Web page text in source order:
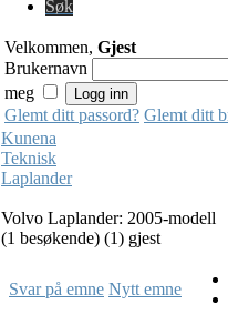
Søk
Velkommen, Gjest
Brukernavn
meg
Glemt ditt passord? Glemt ditt
Kunena
Teknisk
Laplander
Volvo Laplander: 2005-modell
(1 besøkende) (1) gjest
Svar på emne Nytt emne